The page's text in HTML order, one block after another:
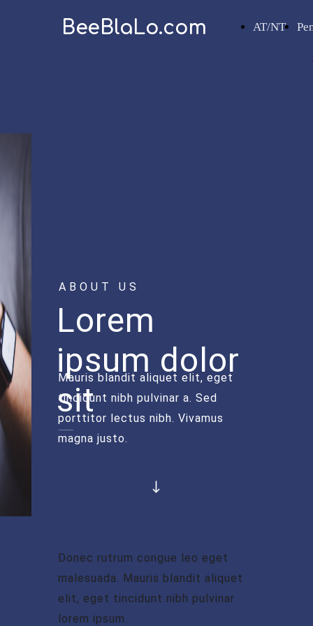
AT/NT
BeeBlaLo.com
ABOUT US
Lorem
ipsum dolor
sit
Mauris blandit aliquet elit, eget
tincidunt nibh pulvinar a. Sed
porttitor lectus nibh. Vivamus
magna justo.
Donec rutrum congue leo eget
malesuada. Mauris blandit aliquet
elit, eget tincidunt nibh pulvinar
lorem ipsum.